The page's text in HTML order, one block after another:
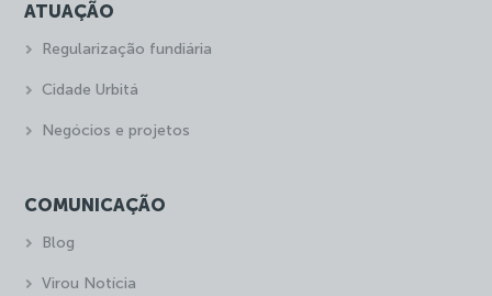
ATUAÇÃO
Regularização fundiária
Cidade Urbitá
Negócios e projetos
COMUNICAÇÃO
Blog
Virou Notícia